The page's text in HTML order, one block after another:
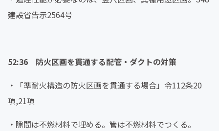
建設省告示2564号
52:36 防火区画を貫通する配管・ダクトの対策
・「準耐火構造の防火区画を貫通する場合」令112条20
項,21項
・隙間は不燃材料で埋める。管は不燃材料でつくる。